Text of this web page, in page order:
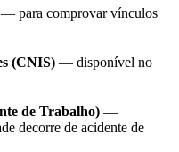
— para comprovar vínculos
(CNIS) — disponível no
de Trabalho) —
decorre de acidente de